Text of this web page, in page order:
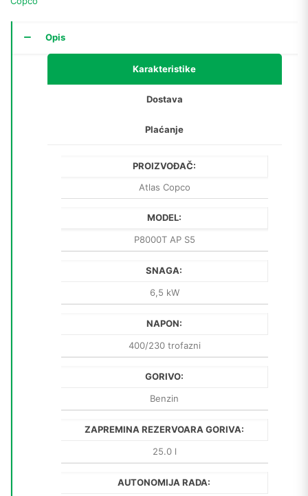
Opis
Karakteristike
Dostava
Plaćanje
PROIZVOĐAČ:
Atlas Copco
MODEL:
P8000T AP S5
SNAGA:
6,5 kW
NAPON:
400/230 trofazni
GORIVO:
Benzin
ZAPREMINA REZERVOARA GORIVA:
25.0 l
AUTONOMIJA RADA: